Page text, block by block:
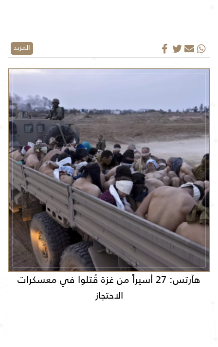
المزيد
هآرتس: 27 أسيراً من غزة قُتلوا في معسكرات
الاحتجاز